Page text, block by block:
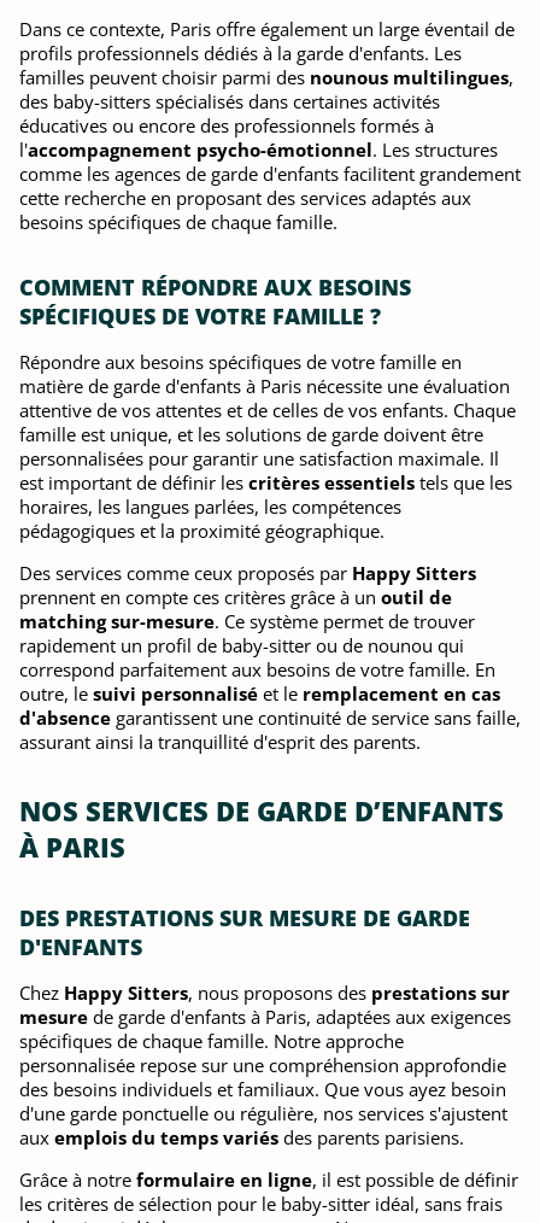
Dans ce contexte, Paris offre également un large éventail de
profils professionnels dédiés à la garde d'enfants. Les
familles peuvent choisir parmi des nounous multilingues,
des baby-sitters spécialisés dans certaines activités
éducatives ou encore des professionnels formés à
l'accompagnement psycho-émotionnel. Les structures
comme les agences de garde d'enfants facilitent grandement
cette recherche en proposant des services adaptés aux
besoins spécifiques de chaque famille.
COMMENT RÉPONDRE AUX BESOINS
SPÉCIFIQUES DE VOTRE FAMILLE ?
Répondre aux besoins spécifiques de votre famille en
matière de garde d'enfants à Paris nécessite une évaluation
attentive de vos attentes et de celles de vos enfants. Chaque
famille est unique, et les solutions de garde doivent être
personnalisées pour garantir une satisfaction maximale. Il
est important de définir les critères essentiels tels que les
horaires, les langues parlées, les compétences
pédagogiques et la proximité géographique.
Des services comme ceux proposés par Happy Sitters
prennent en compte ces critères grâce à un outil de
matching sur-mesure. Ce système permet de trouver
rapidement un profil de baby-sitter ou de nounou qui
correspond parfaitement aux besoins de votre famille. En
outre, le suivi personnalisé et le remplacement en cas
d'absence garantissent une continuité de service sans faille,
assurant ainsi la tranquillité d'esprit des parents.
NOS SERVICES DE GARDE D’ENFANTS
À PARIS
DES PRESTATIONS SUR MESURE DE GARDE
D'ENFANTS
Chez Happy Sitters, nous proposons des prestations sur
mesure de garde d'enfants à Paris, adaptées aux exigences
spécifiques de chaque famille. Notre approche
personnalisée repose sur une compréhension approfondie
des besoins individuels et familiaux. Que vous ayez besoin
d'une garde ponctuelle ou régulière, nos services s'ajustent
aux emplois du temps variés des parents parisiens.
Grâce à notre formulaire en ligne, il est possible de définir
les critères de sélection pour le baby-sitter idéal, sans frais